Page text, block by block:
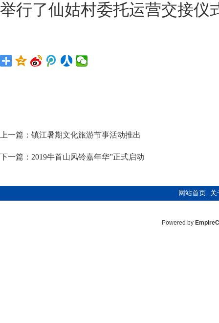
举行了仙姑村委托运营交接仪
上一篇： 镇江暑期文化旅游节事活动推出
下一篇： 2019牛首山风铃嘉年华”正式启动
网站首页 关
Powered by